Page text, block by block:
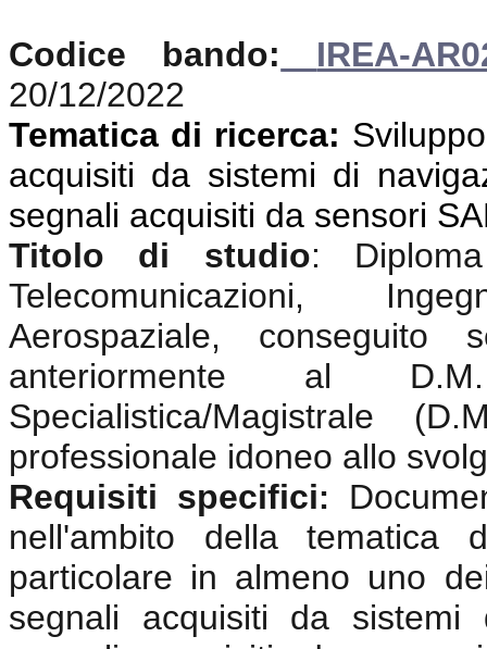
Codice bando:
IREA-
20/12/2022
Tematica di ricerca:
acquisiti da sistemi di
segnali acquisiti da sensori
Titolo di studio:
Telecomunicazioni,
Aerospaziale,
anteriormente al
Specialistica/Magistrale
professionale idoneo allo
Requisiti specifici:
nell'ambito della
particolare in almeno uno
segnali acquisiti da sistemi